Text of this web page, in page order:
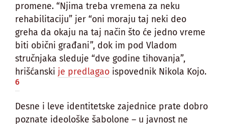
promene. “Njima treba vremena za neku
rehabilitaciju” jer “oni moraju taj neki deo
greha da okaju na taj način što će jedno vreme
biti obični građani”, dok im pod Vladom
stručnjaka sleduje “dve godine tihovanja”,
hrišćanski je predlagao ispovednik Nikola Kojo.
6
Desne i leve identitetske zajednice prate dobro
poznate ideološke šabolone – u javnost ne